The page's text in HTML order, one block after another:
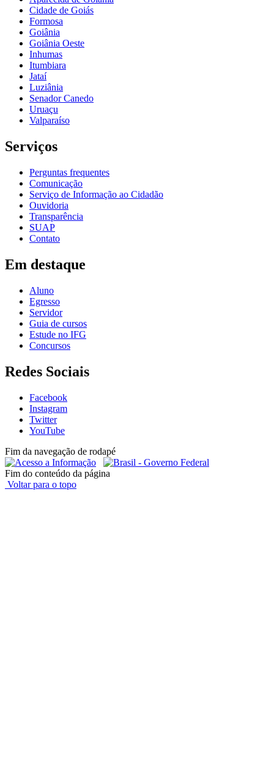
Cidade de Goiás
Formosa
Goiânia
Goiânia Oeste
Inhumas
Itumbiara
Jataí
Luziânia
Senador Canedo
Uruaçu
Valparaíso
Serviços
Perguntas frequentes
Comunicação
Serviço de Informação ao Cidadão
Ouvidoria
Transparência
SUAP
Contato
Em destaque
Aluno
Egresso
Servidor
Guia de cursos
Estude no IFG
Concursos
Redes Sociais
Facebook
Instagram
Twitter
YouTube
Fim da navegação de rodapé
Fim do conteúdo da página
Voltar para o topo